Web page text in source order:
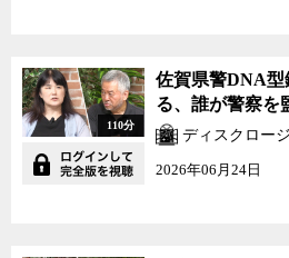
110分
佐賀県警DNA型
る、誰が警察を
ディスクロー
2026年06月24日